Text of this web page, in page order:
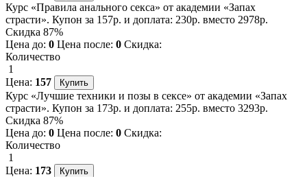
Курс «Правила анального секса» от академии «Запах
страсти». Купон за 157р. и доплата: 230р. вместо 2978р.
Скидка 87%
Цена до: 0 Цена после: 0 Скидка:
Количество
1
Цена: 157
Курс «Лучшие техники и позы в сексе» от академии «Запах
страсти». Купон за 173р. и доплата: 255р. вместо 3293р.
Скидка 87%
Цена до: 0 Цена после: 0 Скидка:
Количество
1
Цена: 173